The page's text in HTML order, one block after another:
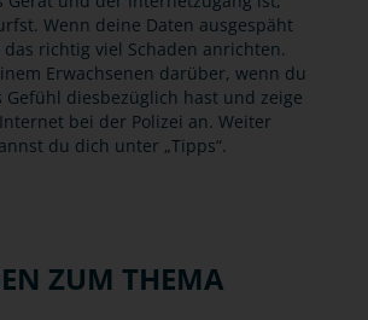
Wenn deine Daten ausgespäht
richtig viel Schaden anrichten.
Erwachsenen darüber, wenn du
Gefühl diesbezüglich hast und zeige
bei der Polizei an. Weiter
du dich unter „Tipps“.
ZUM THEMA